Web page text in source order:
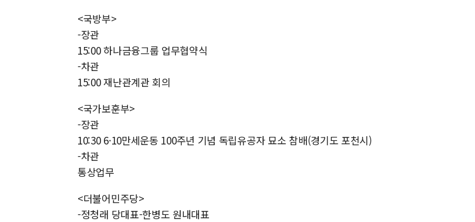
<국방부>
-장관
15:00 하나금융그룹 업무협약식
-차관
15:00 재난관계관 회의
<국가보훈부>
-장관
10:30 6·10만세운동 100주년 기념 독립유공자 묘소 참배(경기도 포천시)
-차관
통상업무
<더불어민주당>
-정청래 당대표-한병도 원내대표